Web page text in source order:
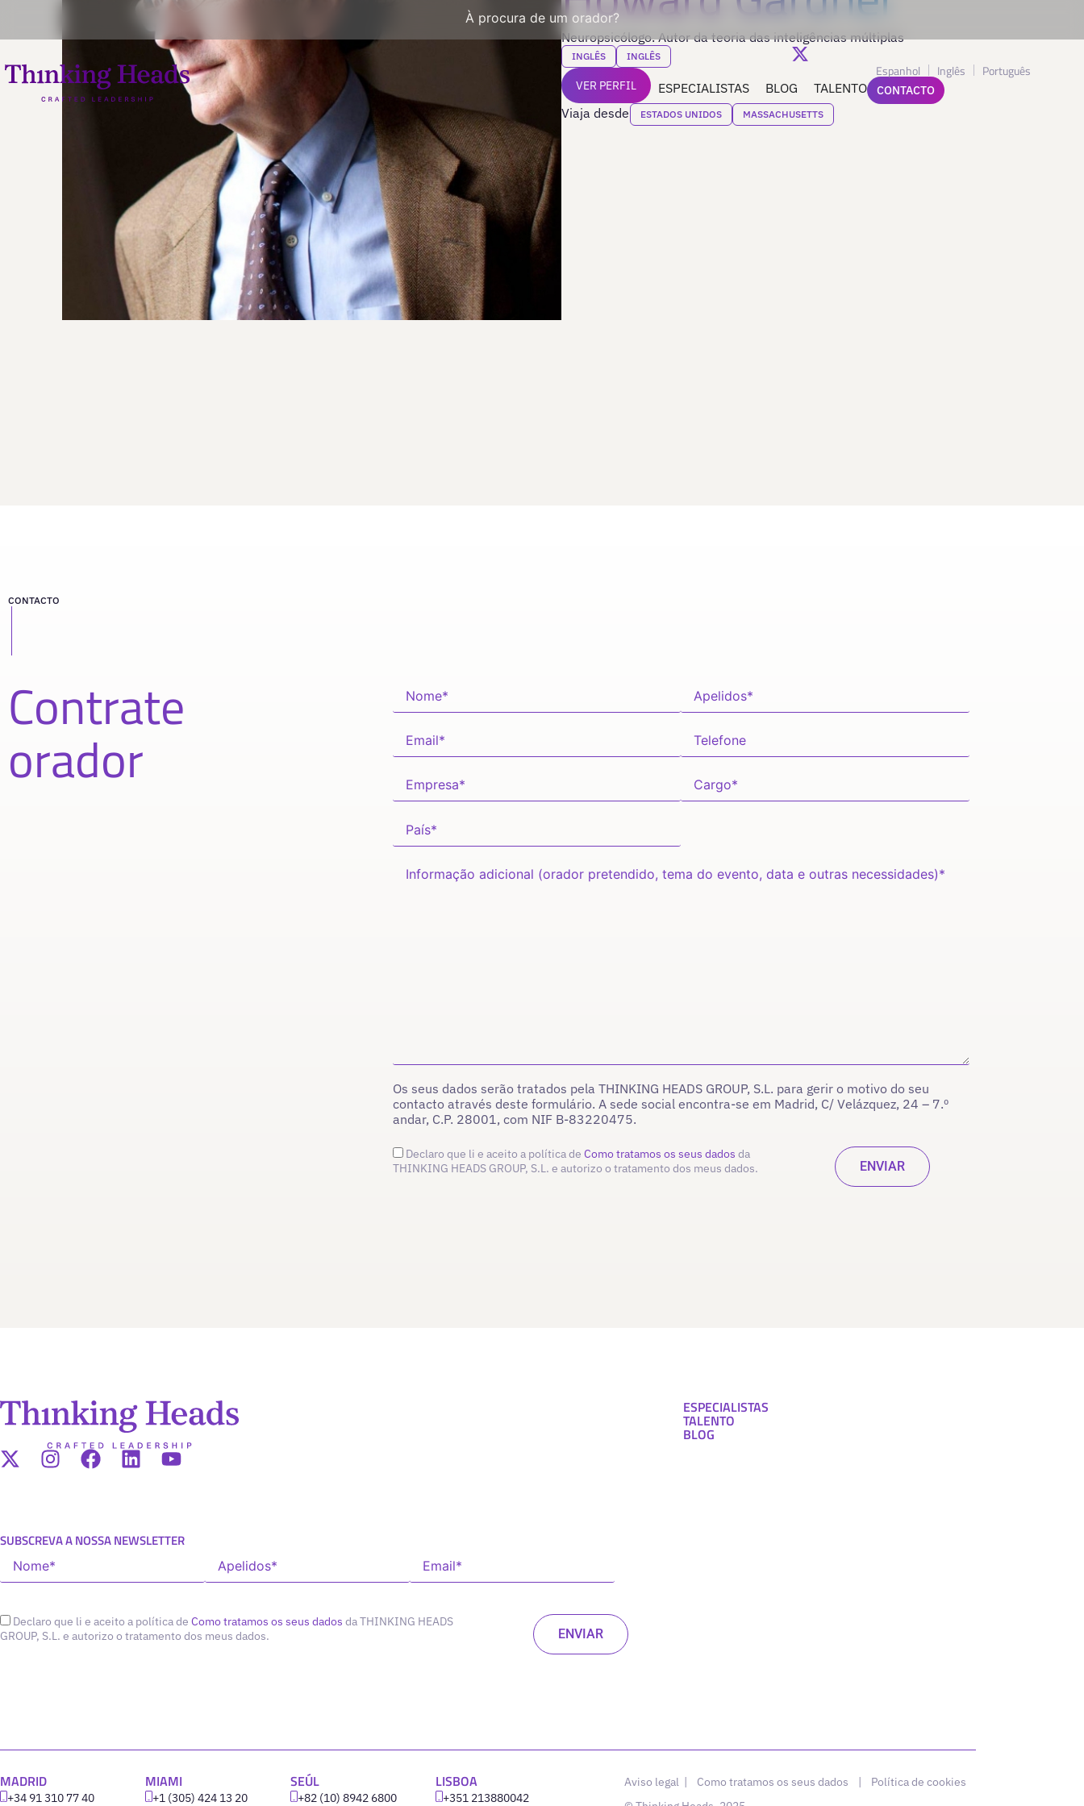
À procura de um orador?
ESPECIALISTAS BLOG TALENTO
Espanhol Inglês Português
CONTACTO
Neuropsicólogo. Autor da teoria das inteligências múltiplas
INGLÊS INGLÊS
VER PERFIL
Viaja desde ESTADOS UNIDOS MASSACHUSETTS
CONTACTO
Contrate
orador
Os seus dados serão tratados pela THINKING HEADS GROUP, S.L. para gerir o motivo do seu
contacto através deste formulário. A sede social encontra-se em Madrid, C/ Velázquez, 24 – 7.º
andar, C.P. 28001, com NIF B-83220475.
Declaro que li e aceito a política de Como tratamos os seus dados da
THINKING HEADS GROUP, S.L. e autorizo o tratamento dos meus dados.
SUBSCREVA A NOSSA NEWSLETTER
Declaro que li e aceito a política de Como tratamos os seus dados da THINKING HEADS
GROUP, S.L. e autorizo o tratamento dos meus dados.
ESPECIALISTAS
TALENTO
BLOG
MADRID
+34 91 310 77 40
MIAMI
+1 (305) 424 13 20
SEÚL
+82 (10) 8942 6800
LISBOA
‪+351 213880042
Aviso legal | Como tratamos os seus dados | Política de cookies